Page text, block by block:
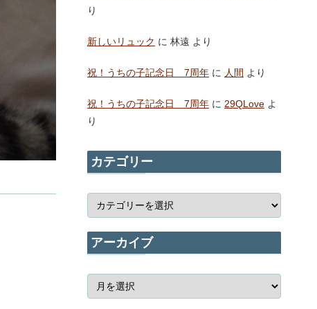
り
新しいリュック に 林遠 より
祝！うちの子記念日 7周年 に 人間 より
祝！うちの子記念日 7周年 に 29QLove よ
り
カテゴリー
アーカイブ